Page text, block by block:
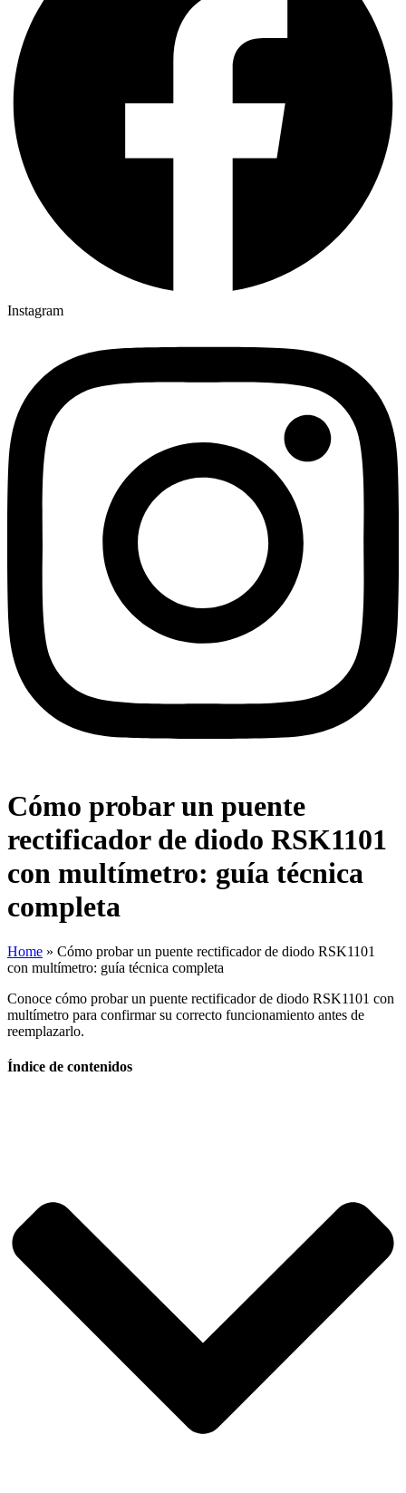
Instagram
Cómo probar un puente
rectificador de diodo RSK1101
con multímetro: guía técnica
completa
Home » Cómo probar un puente rectificador de diodo RSK1101
con multímetro: guía técnica completa
Conoce cómo probar un puente rectificador de diodo RSK1101 con
multímetro para confirmar su correcto funcionamiento antes de
reemplazarlo.
Índice de contenidos